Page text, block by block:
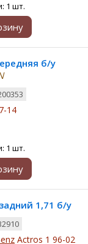
1 шт.
б/у
14
1 шт.
1,71 б/у
Actros 1 96-02